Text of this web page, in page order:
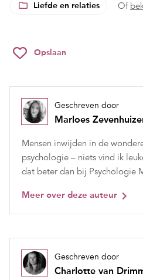
Liefde en relaties Of
Opslaan
Geschreven door
Marloes
Mensen inwijden in de
psychologie – niets vind ik
dat beter dan bij Psychologie
Meer over deze auteur
Geschreven door
Charlotte van